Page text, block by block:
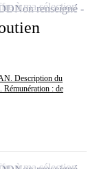
Description du
Rémunération : de
Non renseigné
à ma sélection